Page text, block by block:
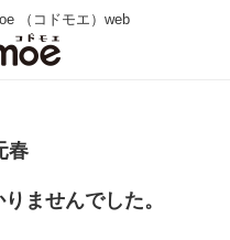
（コドモエ）web
春
ませんでした。